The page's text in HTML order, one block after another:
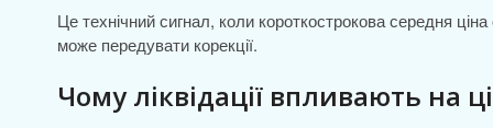
Це технічний сигнал, коли короткострокова середня
може передувати корекції.
Чому ліквідації впливають на